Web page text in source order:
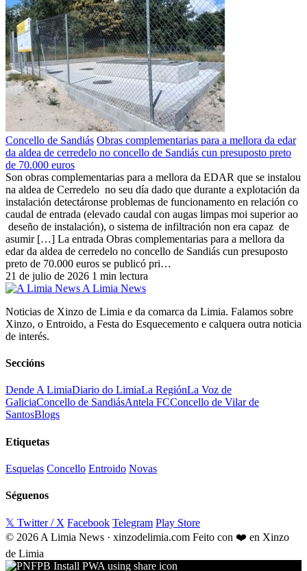
Concello de Sandiás Obras complementarias para a mellora da edar
da aldea de cerredelo no concello de Sandiás cun presuposto preto
de 70.000 euros
Son obras complementarias para a mellora da EDAR que se instalou
na aldea de Cerredelo no seu día dado que durante a explotación da
instalación detectáronse problemas de funcionamento en relación co
caudal de entrada (elevado caudal con augas limpas moi superior ao
deseño de instalación), o sistema de infiltración non era capaz de
asumir […] La entrada Obras complementarias para a mellora da
edar da aldea de cerredelo no concello de Sandiás cun presuposto
preto de 70.000 euros se publicó pri…
21 de julio de 2026 1 min lectura
A Limia News
Noticias de Xinzo de Limia e da comarca da Limia. Falamos sobre
Xinzo, o Entroido, a Festa do Esquecemento e calquera outra noticia
de interés.
Seccións
Dende A LimiaDiario do LimiaLa RegiónLa Voz de
GaliciaConcello de SandiásAntela FCConcello de Vilar de
SantosBlogs
Etiquetas
Esquelas Concello Entroido Novas
Séguenos
𝕏 Twitter / X Facebook Telegram Play Store
© 2026 A Limia News · xinzodelimia.com Feito con ❤️ en Xinzo
de Limia